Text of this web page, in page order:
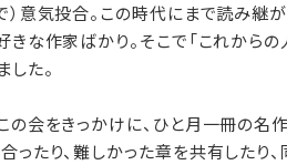
）意気投合。この時代にまで読み継
きな作家ばかり。そこで「これから
した。
の会をきっかけに、ひと月一冊の名
ったり、難しかった章を共有したり